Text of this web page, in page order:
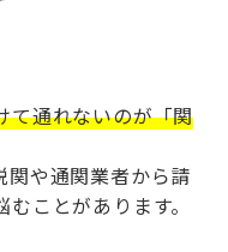
て通れないのが「関
関や通関業者から請
ことがあります。